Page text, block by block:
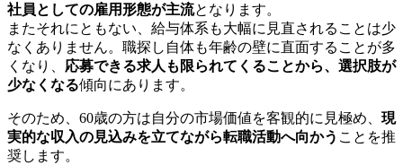
社員としての雇用形態が主流となります。
またそれにともない、給与体系も大幅に見直されることは少
なくありません。職探し自体も年齢の壁に直面することが多
くなり、 応募できる求人も限られてくることから、選択肢が
少なくなる傾向にあります。
そのため、60歳の方は自分の市場価値を客観的に見極め、 現
実的な収入の見込みを立てながら転職活動へ向かう ことを推
奨します。